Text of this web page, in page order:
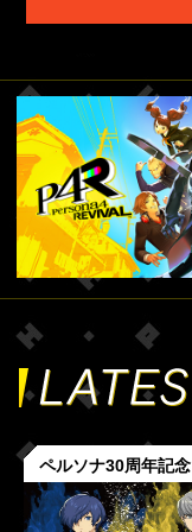
ペルソナ30周年記念